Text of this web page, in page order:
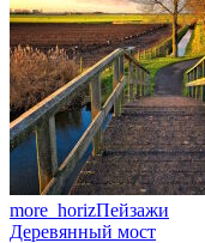
more_horizПейзажи
Деревянный мост